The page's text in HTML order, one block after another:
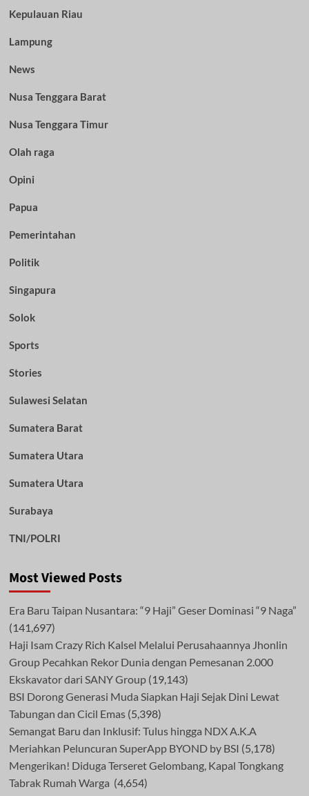
Kepulauan Riau
Lampung
News
Nusa Tenggara Barat
Nusa Tenggara Timur
Olah raga
Opini
Papua
Pemerintahan
Politik
Singapura
Solok
Sports
Stories
Sulawesi Selatan
Sumatera Barat
Sumatera Utara
Sumatera Utara
Surabaya
TNI/POLRI
Most Viewed Posts
Era Baru Taipan Nusantara: “9 Haji” Geser Dominasi “9 Naga”
(141,697)
Haji Isam Crazy Rich Kalsel Melalui Perusahaannya Jhonlin
Group Pecahkan Rekor Dunia dengan Pemesanan 2.000
Ekskavator dari SANY Group (19,143)
BSI Dorong Generasi Muda Siapkan Haji Sejak Dini Lewat
Tabungan dan Cicil Emas (5,398)
Semangat Baru dan Inklusif: Tulus hingga NDX A.K.A
Meriahkan Peluncuran SuperApp BYOND by BSI (5,178)
Mengerikan! Diduga Terseret Gelombang, Kapal Tongkang
Tabrak Rumah Warga (4,654)